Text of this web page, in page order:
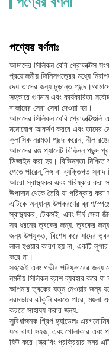
পণ্যের বর্ণনাঃ
আমাদের সিলিকন বেবি প্রোডাক্টস
প্রয়োজনীয় জিনিসপত্রের মধ্যে
দেয় তাদের জন্য চূড়ান্ত
সহকারে গুণমান এবং কার্যকারিতা
বাজারের সেরা সেবা দেওয়া হয়।
আমাদের সিলিকন বেবি
মনোযোগ আকর্ষণ করবে এবং তাদের
ক্লাসিক নরমতা পছন্দ করেন, নীল
আমাদের রঙ প্যালেট বিভিন্ন পছন্দ
ডিজাইন করা হয়। বিভিন্নতা
পেতে পারেন,লিঙ্গ বা ব্যক্তিগত স্বাদ
আরো স্বাস্থ্যকর এবং পরিষ্কার করা
উপাদান থেকে তৈরি যা পরিষ্কার
এটিকে অন্যান্য উপকরণের ব্রাশ/
স্বাস্থ্যকর, টেকসই, এবং দীর্ঘ সেবা
সব ধরনের ত্বকের জন্য: ত্বকের জন্য
জন্য উপযুক্ত, বিশেষ করে যাদের
লাল হওয়ার কারণ হয় না, একটি লুপার
করে না।
সহজেই এবং গভীর পরিষ্কারের জন্য
নমনীয় সিলিকন ব্রাশ ব্যবহার করে
আপনার ত্বকের যত্ন নেওয়ার জন্য
নরমভাবে ঝাঁকুনি করতে পারে,
করতে সাহায্য করার জন্য.
সুবিধাজনক গ্রিপ হ্যান্ডেলঃ
ধরে রাখা সহজ, এবং গোলাকার এবং
ফিট করে।স্ক্রাবিং প্রক্রিয়ার সময়